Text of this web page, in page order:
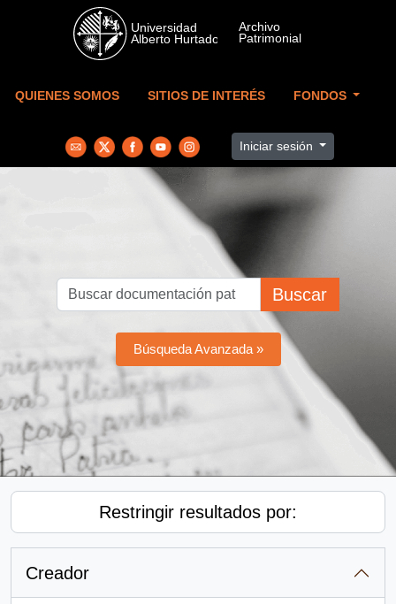
Skip to main content
QUIENES SOMOS SITIOS DE INTERÉS FONDOS
Iniciar sesión
Buscar
Búsqueda Avanzada »
Restringir resultados por:
Creador